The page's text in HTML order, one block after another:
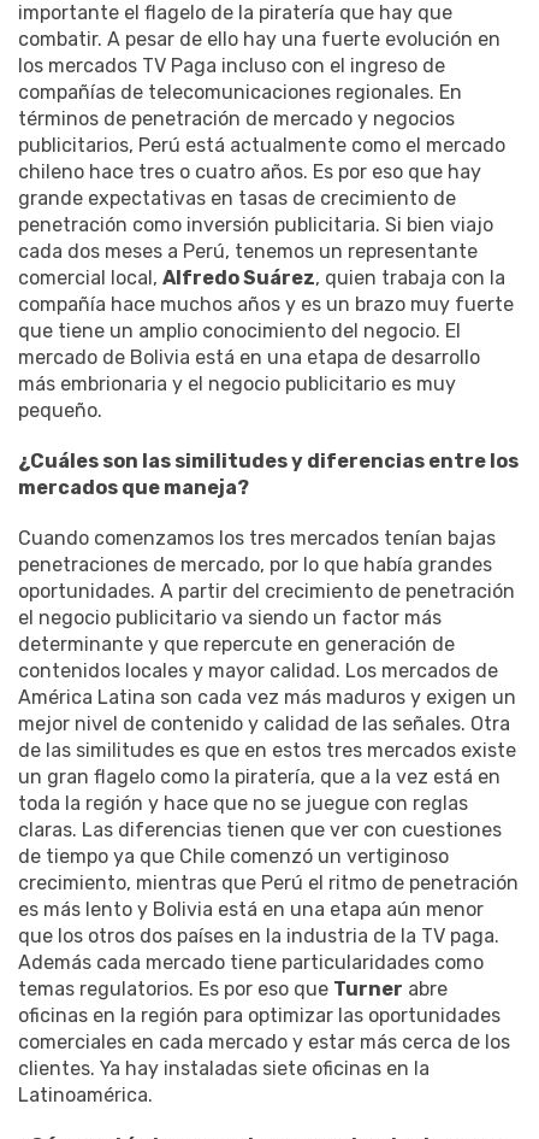
importante el flagelo de la piratería que hay que
combatir. A pesar de ello hay una fuerte evolución en
los mercados TV Paga incluso con el ingreso de
compañías de telecomunicaciones regionales. En
términos de penetración de mercado y negocios
publicitarios, Perú está actualmente como el mercado
chileno hace tres o cuatro años. Es por eso que hay
grande expectativas en tasas de crecimiento de
penetración como inversión publicitaria. Si bien viajo
cada dos meses a Perú, tenemos un representante
comercial local, Alfredo Suárez, quien trabaja con la
compañía hace muchos años y es un brazo muy fuerte
que tiene un amplio conocimiento del negocio. El
mercado de Bolivia está en una etapa de desarrollo
más embrionaria y el negocio publicitario es muy
pequeño.
¿Cuáles son las similitudes y diferencias entre los
mercados que maneja?
Cuando comenzamos los tres mercados tenían bajas
penetraciones de mercado, por lo que había grandes
oportunidades. A partir del crecimiento de penetración
el negocio publicitario va siendo un factor más
determinante y que repercute en generación de
contenidos locales y mayor calidad. Los mercados de
América Latina son cada vez más maduros y exigen un
mejor nivel de contenido y calidad de las señales. Otra
de las similitudes es que en estos tres mercados existe
un gran flagelo como la piratería, que a la vez está en
toda la región y hace que no se juegue con reglas
claras. Las diferencias tienen que ver con cuestiones
de tiempo ya que Chile comenzó un vertiginoso
crecimiento, mientras que Perú el ritmo de penetración
es más lento y Bolivia está en una etapa aún menor
que los otros dos países en la industria de la TV paga.
Además cada mercado tiene particularidades como
temas regulatorios. Es por eso que Turner abre
oficinas en la región para optimizar las oportunidades
comerciales en cada mercado y estar más cerca de los
clientes. Ya hay instaladas siete oficinas en la
Latinoamérica.